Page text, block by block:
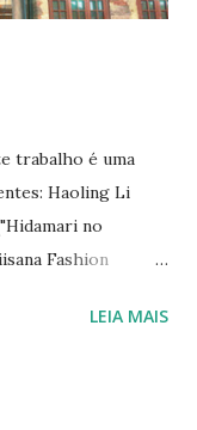
trabalho é uma
Haoling Li
no
Fashion
isto é, eleLEIA MAIS